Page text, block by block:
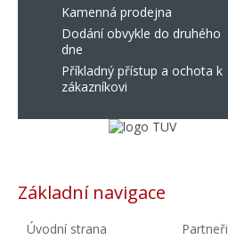
Kamenná prodejna
Dodání obvykle do druhého
dne
Příkladný přístup a ochota k
zákazníkovi
Základní navigace
Úvodní strana
Partneři